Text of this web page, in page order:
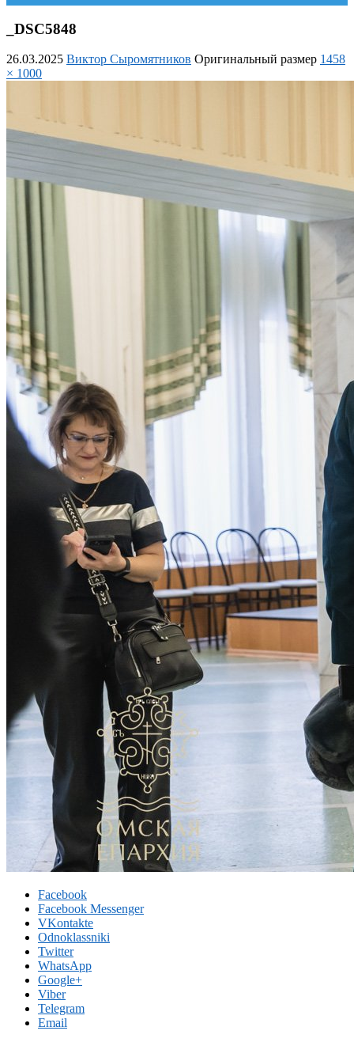
_DSC5848
26.03.2025 Виктор Сыромятников Оригинальный размер 1458
× 1000
Facebook
Facebook Messenger
VKontakte
Odnoklassniki
Twitter
WhatsApp
Google+
Viber
Telegram
Email